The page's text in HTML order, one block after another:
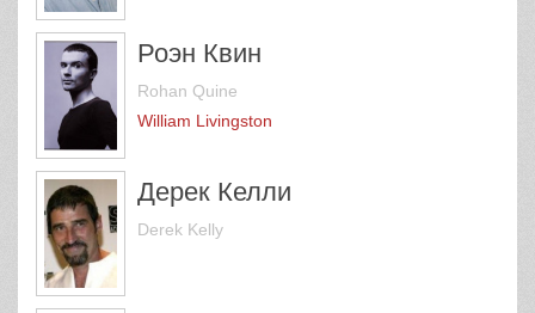
Роэн Квин
Rohan Quine
William Livingston
Дерек Келли
Derek Kelly